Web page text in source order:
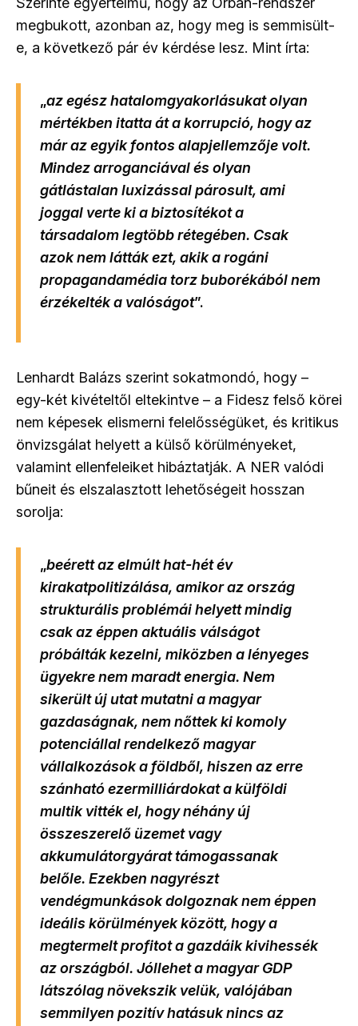
megbukott, azonban az, hogy meg is semmisült-
e, a következő pár év kérdése lesz. Mint írta:
„az egész hatalomgyakorlásukat olyan
mértékben itatta át a korrupció, hogy az
már az egyik fontos alapjellemzője volt.
Mindez arroganciával és olyan
gátlástalan luxizással párosult, ami
joggal verte ki a biztosítékot a
társadalom legtöbb rétegében. Csak
azok nem látták ezt, akik a rogáni
propagandamédia torz buborékából nem
érzékelték a valóságot”.
Lenhardt Balázs szerint sokatmondó, hogy –
egy-két kivételtől eltekintve – a Fidesz felső körei
nem képesek elismerni felelősségüket, és kritikus
önvizsgálat helyett a külső körülményeket,
valamint ellenfeleiket hibáztatják. A NER valódi
bűneit és elszalasztott lehetőségeit hosszan
sorolja:
„beérett az elmúlt hat-hét év
kirakatpolitizálása, amikor az ország
strukturális problémái helyett mindig
csak az éppen aktuális válságot
próbálták kezelni, miközben a lényeges
ügyekre nem maradt energia. Nem
sikerült új utat mutatni a magyar
gazdaságnak, nem nőttek ki komoly
potenciállal rendelkező magyar
vállalkozások a földből, hiszen az erre
szánható ezermilliárdokat a külföldi
multik vitték el, hogy néhány új
összeszerelő üzemet vagy
akkumulátorgyárat támogassanak
belőle. Ezekben nagyrészt
vendégmunkások dolgoznak nem éppen
ideális körülmények között, hogy a
megtermelt profitot a gazdáik kivihessék
az országból. Jóllehet a magyar GDP
látszólag növekszik velük, valójában
semmilyen pozitív hatásuk nincs az